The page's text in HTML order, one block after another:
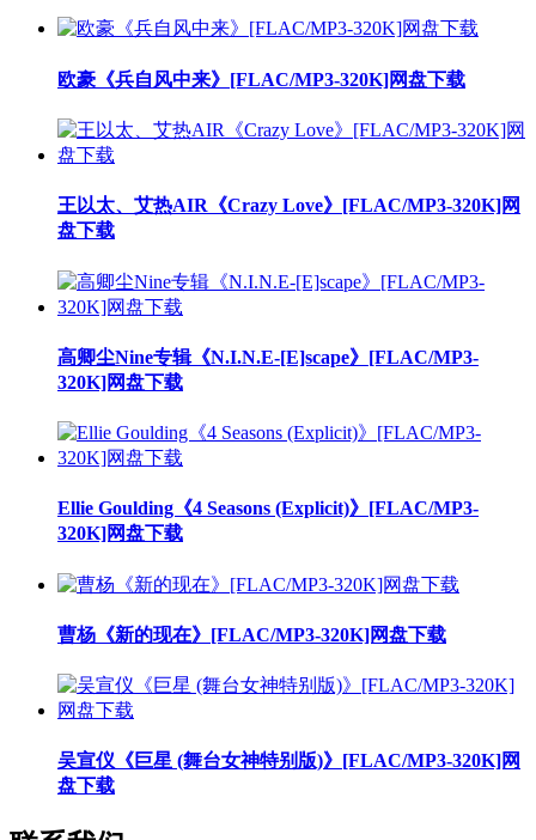
欧豪《兵自风中来》[FLAC/MP3-320K]网盘下载
王以太、艾热AIR《Crazy Love》[FLAC/MP3-320K]网
盘下载
高卿尘Nine专辑《N.I.N.E-[E]scape》[FLAC/MP3-
320K]网盘下载
Ellie Goulding《4 Seasons (Explicit)》[FLAC/MP3-
320K]网盘下载
曹杨《新的现在》[FLAC/MP3-320K]网盘下载
吴宣仪《巨星 (舞台女神特别版)》[FLAC/MP3-320K]网
盘下载